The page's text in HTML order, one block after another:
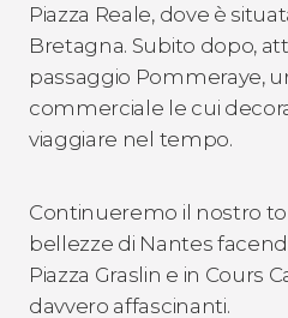
Piazza Reale, dove è
Bretagna. Subito dopo,
passaggio Pommeraye,
commerciale le cui
viaggiare nel tempo.
Continueremo il nostro
bellezze di Nantes
Piazza Graslin e in Cours
davvero affascinanti.